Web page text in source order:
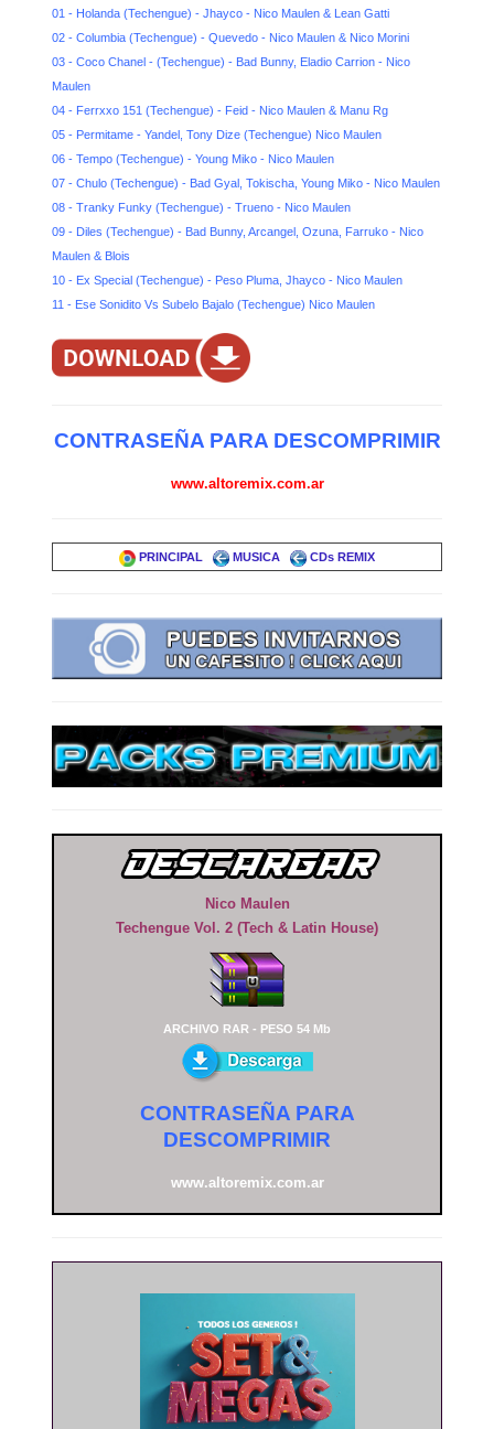
01 - Holanda (Techengue) - Jhayco - Nico Maulen & Lean Gatti
02 - Columbia (Techengue) - Quevedo - Nico Maulen & Nico Morini
03 - Coco Chanel - (Techengue) - Bad Bunny, Eladio Carrion - Nico
Maulen
04 - Ferrxxo 151 (Techengue) - Feid - Nico Maulen & Manu Rg
05 - Permitame - Yandel, Tony Dize (Techengue) Nico Maulen
06 - Tempo (Techengue) - Young Miko - Nico Maulen
07 - Chulo (Techengue) - Bad Gyal, Tokischa, Young Miko - Nico Maulen
08 - Tranky Funky (Techengue) - Trueno - Nico Maulen
09 - Diles (Techengue) - Bad Bunny, Arcangel, Ozuna, Farruko - Nico
Maulen & Blois
10 - Ex Special (Techengue) - Peso Pluma, Jhayco - Nico Maulen
11 - Ese Sonidito Vs Subelo Bajalo (Techengue) Nico Maulen
CONTRASEÑA PARA DESCOMPRIMIR
www.altoremix.com.ar
PRINCIPAL MUSICA CDs REMIX
Nico Maulen
Techengue Vol. 2 (Tech & Latin House)
ARCHIVO RAR - PESO 54 Mb
CONTRASEÑA PARA
DESCOMPRIMIR
www.altoremix.com.ar